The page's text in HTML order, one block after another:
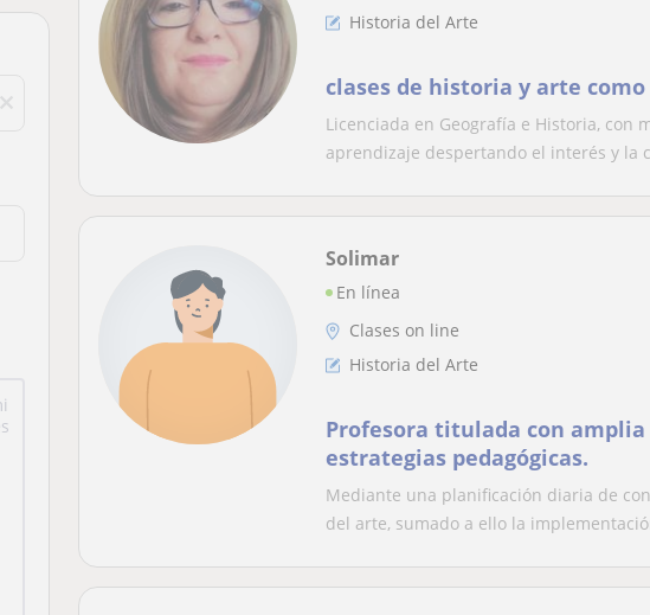
Historia del Arte
clases de historia y arte
Licenciada en Geografía e Historia, con
aprendizaje despertando el interés y la
Solimar
En línea
Clases on line
Historia del Arte
Profesora titulada con
estrategias pedagógicas.
Mediante una planificación diaria de
del arte, sumado a ello la